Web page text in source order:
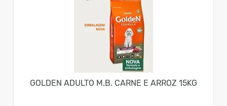
GOLDEN ADULTO M.B. CARNE E ARROZ 15KG